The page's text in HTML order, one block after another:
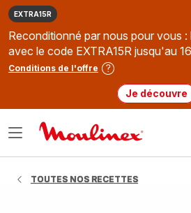
EXTRA15R
Reconditionné par nous pour vous
avec le code EXTRA15R jusqu'au
Conditions de l'offre
Je découvre
Ouvrir
TOUTES NOS RECETTES